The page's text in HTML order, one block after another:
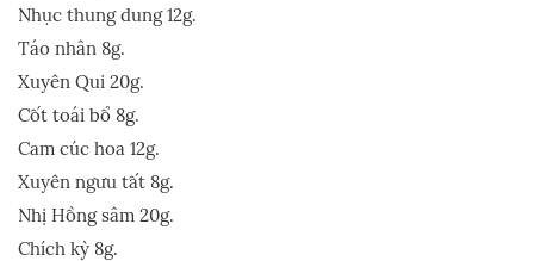
Nhục thung dung 12g.
Táo nhân 8g.
Xuyên Qui 20g.
Cốt toái bổ 8g.
Cam cúc hoa 12g.
Xuyên ngưu tất 8g.
Nhị Hồng sâm 20g.
Chích kỳ 8g.